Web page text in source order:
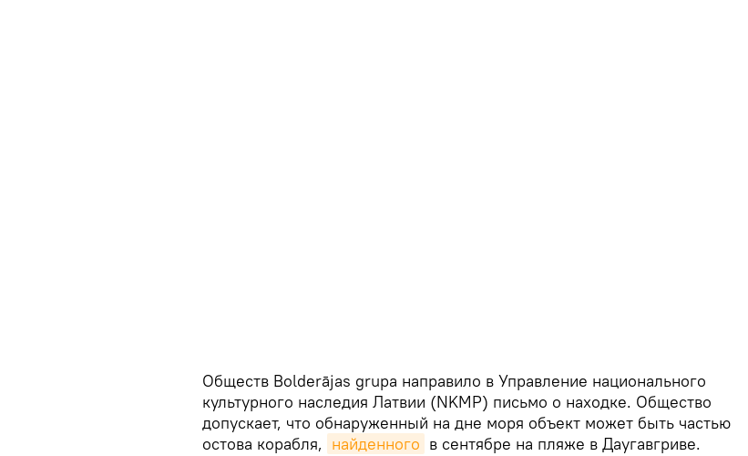
Обществ Bolderājas grupa направило в Управление национального
культурного наследия Латвии (NKMP) письмо о находке. Общество
допускает, что обнаруженный на дне моря объект может быть частью
остова корабля, найденного в сентябре на пляже в Даугавгриве.